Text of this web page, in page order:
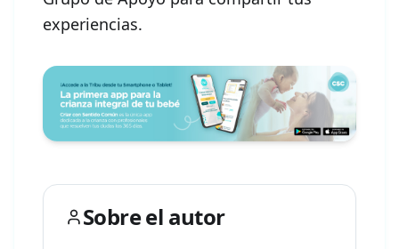
experiencias.
Sobre el autor